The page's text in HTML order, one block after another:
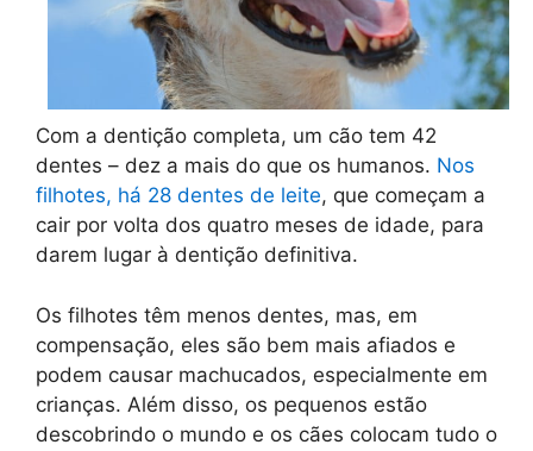
Com a dentição completa, um cão tem 42
dentes – dez a mais do que os humanos. Nos
filhotes, há 28 dentes de leite, que começam a
cair por volta dos quatro meses de idade, para
darem lugar à dentição definitiva.
Os filhotes têm menos dentes, mas, em
compensação, eles são bem mais afiados e
podem causar machucados, especialmente em
crianças. Além disso, os pequenos estão
descobrindo o mundo e os cães colocam tudo o